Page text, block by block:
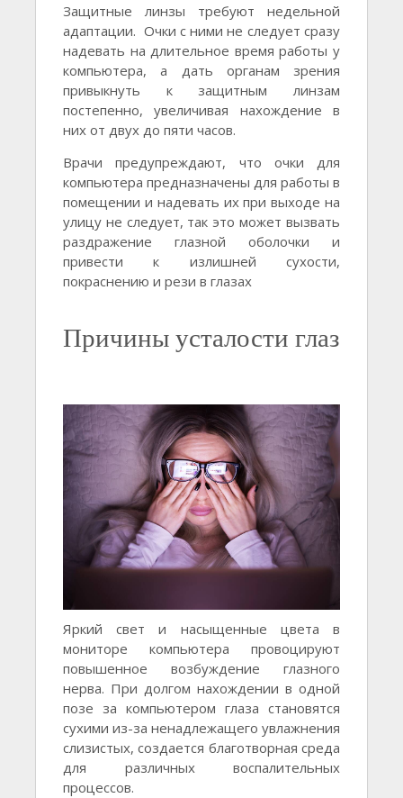
Защитные линзы требуют недельной
адаптации. Очки с ними не следует сразу
надевать на длительное время работы у
компьютера, а дать органам зрения
привыкнуть к защитным линзам
постепенно, увеличивая нахождение в
них от двух до пяти часов.
Врачи предупреждают, что очки для
компьютера предназначены для работы в
помещении и надевать их при выходе на
улицу не следует, так это может вызвать
раздражение глазной оболочки и
привести к излишней сухости,
покраснению и рези в глазах
Причины усталости глаз
Яркий свет и насыщенные цвета в
мониторе компьютера провоцируют
повышенное возбуждение глазного
нерва. При долгом нахождении в одной
позе за компьютером глаза становятся
сухими из-за ненадлежащего увлажнения
слизистых, создается благотворная среда
для различных воспалительных
процессов.